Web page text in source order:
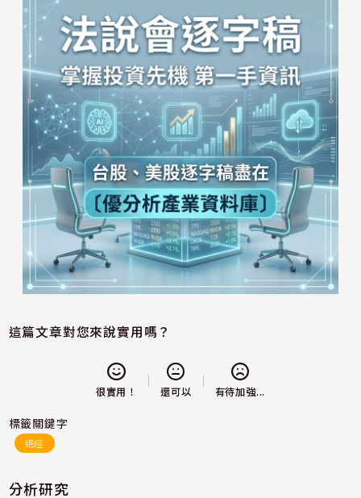
這篇文章對您來說實用嗎？
很實用！ 還可以 有待加強...
標籤關鍵字
總經
分析研究